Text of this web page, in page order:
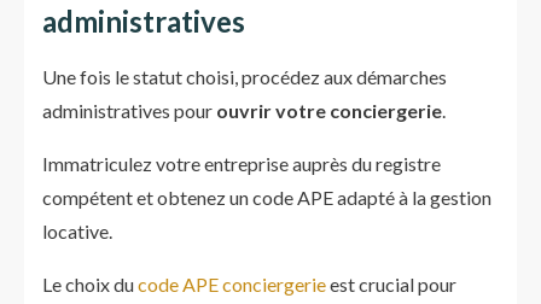
administratives
Une fois le statut choisi, procédez aux démarches
administratives pour ouvrir votre conciergerie.
Immatriculez votre entreprise auprès du registre
compétent et obtenez un code APE adapté à la gestion
locative.
Le choix ducode APE conciergerieest crucial pour